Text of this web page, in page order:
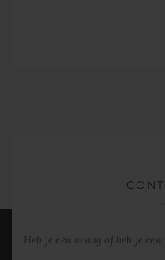
Heb je een vraag of heb je